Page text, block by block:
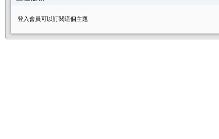
登入會員可以訂閱這個主題